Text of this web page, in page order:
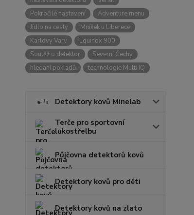
Pokročilé nastavení
Adventure menu
Jídlo na cesty
Mníšek u Liberece
Karlovy Vary
Equinox 900
Soutěž o detektor
Severní Čechy
hledání pokladů
technologie Multi IQ
Detektory kovů Minelab
Terče pro sportovní
lukostřelbu
Půjčovna detektorů kovů
Detektory kovů pro děti
Detektory kovů na zlato